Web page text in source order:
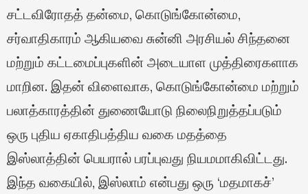
சட்டவிரோதத் தன்மை, கொடுங்கோன்மை,
சர்வாதிகாரம் ஆகியவை சுன்னி அரசியல் சிந்தனை
மற்றும் கட்டமைப்புகளின் அடையாள முத்திரைகளாக
மாறின. இதன் விளைவாக, கொடுங்கோன்மை மற்றும்
பலாத்காரத்தின் துணையோடு நிலைநிறுத்தப்படும்
ஒரு புதிய ஏகாதிபத்திய வகை மதத்தை
இஸ்லாத்தின் பெயரால் பரப்புவது நியமமாகிவிட்டது.
இந்த வகையில், இஸ்லாம் என்பது ஒரு ‘மதமாகச்’